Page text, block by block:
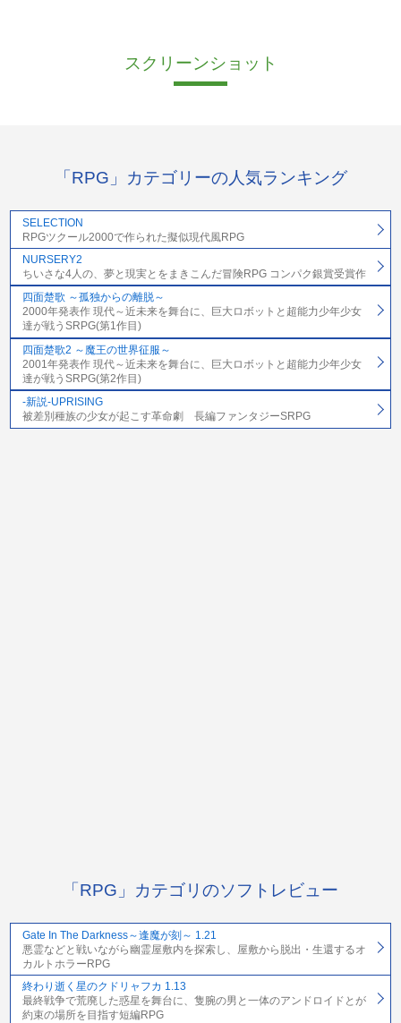
スクリーンショット
「RPG」カテゴリーの人気ランキング
SELECTION
RPGツクール2000で作られた擬似現代風RPG
NURSERY2
ちいさな4人の、夢と現実とをまきこんだ冒険RPG コンパク銀賞受賞作
四面楚歌 ～孤独からの離脱～
2000年発表作 現代～近未来を舞台に、巨大ロボットと超能力少年少女
達が戦うSRPG(第1作目)
四面楚歌2 ～魔王の世界征服～
2001年発表作 現代～近未来を舞台に、巨大ロボットと超能力少年少女
達が戦うSRPG(第2作目)
-新説-UPRISING
被差別種族の少女が起こす革命劇 長編ファンタジーSRPG
「RPG」カテゴリのソフトレビュー
Gate In The Darkness～逢魔が刻～ 1.21
悪霊などと戦いながら幽霊屋敷内を探索し、屋敷から脱出・生還するオ
カルトホラーRPG
終わり逝く星のクドリャフカ 1.13
最終戦争で荒廃した惑星を舞台に、隻腕の男と一体のアンドロイドとが
約束の場所を目指す短編RPG